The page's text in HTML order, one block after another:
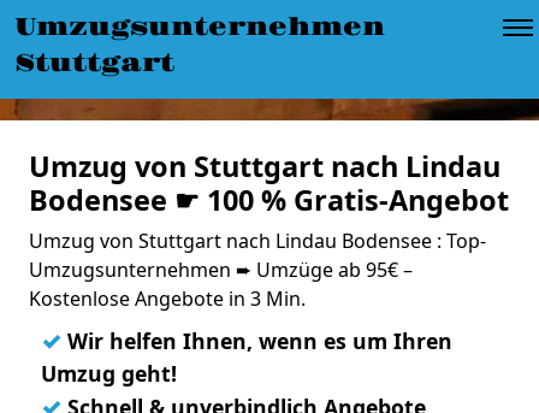
Umzugsunternehmen
Stuttgart
Umzug von Stuttgart nach Lindau
Bodensee ☛ 100 % Gratis-Angebot
Umzug von Stuttgart nach Lindau Bodensee : Top-
Umzugsunternehmen ➨ Umzüge ab 95€ –
Kostenlose Angebote in 3 Min.
✓ Wir helfen Ihnen, wenn es um Ihren
Umzug geht!
✓ Schnell & unverbindlich Angebote